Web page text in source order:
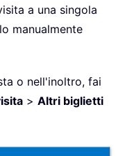
a una singola
manualmente
o nell'inoltro, fai
> Altri biglietti